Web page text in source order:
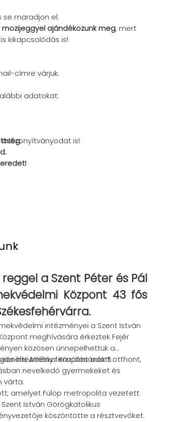
se maradjon el:
ajándékozunk meg, mert
kikapcsolódás is!
címre várjuk:
adatokat:
bizonyítványodat is!
a Szent Péter és Pál
Központ 43 fős
intézményei a Szent István
meghívására érkeztek Fejér
közösen ünnepelhettük a
intézmény fennállásának 5.
Atlétikai Központ adott otthont,
nevelkedő gyermekeket és
várta.
amelyet Fülöp metropolita vezetett.
István Görögkatolikus
köszöntötte a résztvevőket.